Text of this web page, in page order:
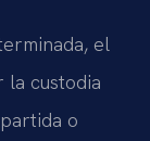
el
la custodia
o